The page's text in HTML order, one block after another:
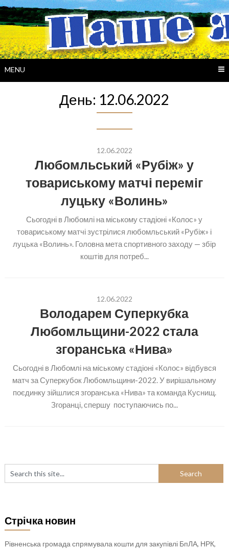
Skip
to
content
MENU
День: 12.06.2022
12.06.2022
Любомльський «Рубіж» у
товариському матчі переміг
луцьку «Волинь»
Сьогодні в Любомлі на міському стадіоні «Колос» у
товариському матчі зустрілися любомльський «Рубіж» і
луцька «Волинь». Головна мета спортивного заходу — збір
коштів для потреб...
12.06.2022
Володарем Суперкубка
Любомльщини-2022 стала
згоранська «Нива»
Сьогодні в Любомлі на міському стадіоні «Колос» відбувся
матч за Суперкубок Любомльщини-2022. У вирішальному
поєдинку зійшлися згоранська «Нива» та команда Куснищ.
Згоранці, спершу поступаючись по...
Стрічка новин
Рівненська громада спрямувала кошти для закупівлі БпЛА, НРК,